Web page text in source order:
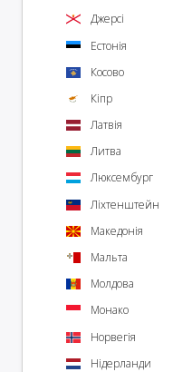
Джерсі
Естонія
Косово
Кіпр
Латвія
Литва
Люксембург
Ліхтенштейн
Македонія
Мальта
Молдова
Монако
Норвегія
Нідерланди